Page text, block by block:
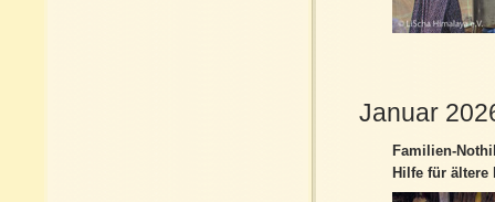
Januar
Familien-
Hilfe für ältere